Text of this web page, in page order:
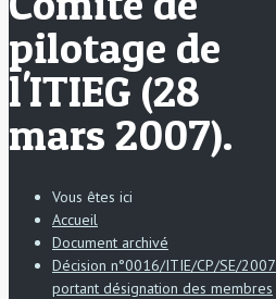
pilotage de
l'ITIEG (28
mars 2007).
Vous êtes ici
Accueil
Document archivé
Décision n°0016/ITIE/CP/SE/2007
portant désignation des membres